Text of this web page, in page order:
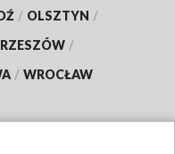
/ OLSZTYN /
RZESZÓW /
/ WROCŁAW